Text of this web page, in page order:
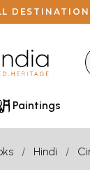
Paintings
Hindi